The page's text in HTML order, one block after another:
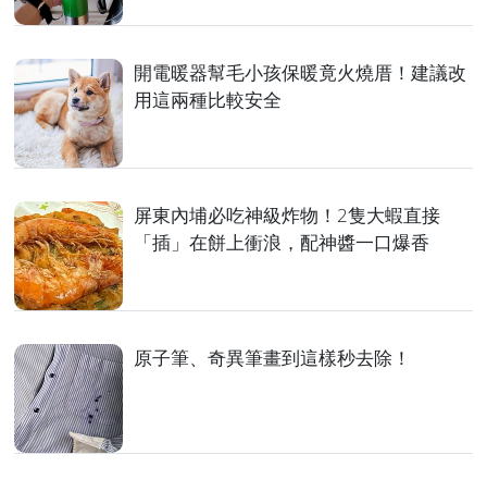
開電暖器幫毛小孩保暖竟火燒厝！建議改
用這兩種比較安全
屏東內埔必吃神級炸物！2隻大蝦直接
「插」在餅上衝浪，配神醬一口爆香
原子筆、奇異筆畫到這樣秒去除！